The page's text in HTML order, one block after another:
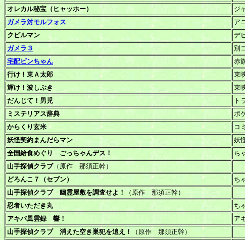
オレカル秘宝（ヒャッホー）
ジ
ガメラ対モルフォス
ア
クビルマン
デ
ガメラ３
別
宅配ビンちゃん
赤
行け！東Ａ太郎
東
輝け！波しぶき
東
だんじて！男児
ト
ミステリアス辞典
ポ
からくり玄米
コ
妖怪契約まんだらマン
妖
全国給食めぐり ごっちゃんデス！
ち
山手探偵クラブ（原作 那須正幹）
どろんこ７（セブン）
ち
山手探偵クラブ 幽霊屋敷を調査せよ！
（原作 那須正幹）
忍者いただき丸
ち
アキバ風雲録 響！
ア
山手探偵クラブ 消えた空き巣犯を追え！
（原作 那須正幹）